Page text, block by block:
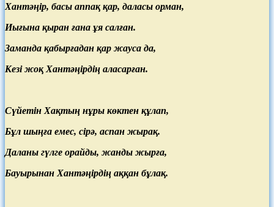
Хантәңір, басы аппақ қар, даласы орман,
Иығына қыран ғана ұя салған.
Заманда қабырғадан қар жауса да,
Кезі жоқ Хантәңірдің аласарған.
Сүйетін Хақтың нұры көктен құлап,
Бұл шыңға емес, сірә, аспан жырақ.
Даланы гүлге орайды, жанды жырға,
Бауырынан Хантәңірдің аққан бұлақ.